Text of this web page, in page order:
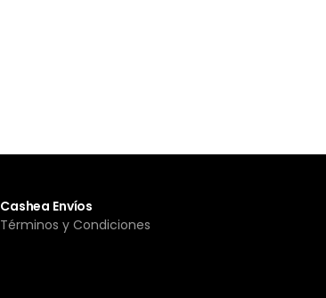
Cashea Envíos
Términos y Condiciones